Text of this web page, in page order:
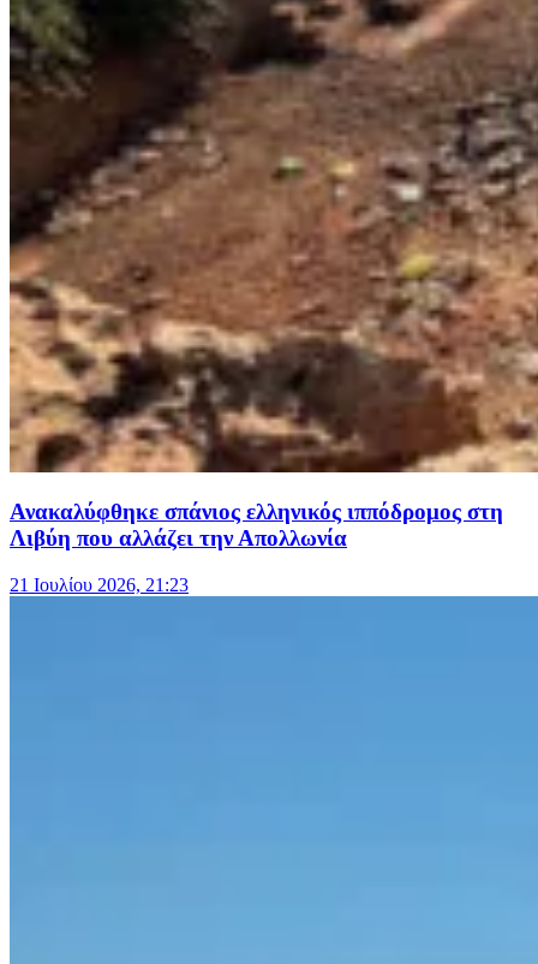
Ανακαλύφθηκε σπάνιος ελληνικός ιππόδρομος στη
Λιβύη που αλλάζει την Απολλωνία
21 Ιουλίου 2026, 21:23